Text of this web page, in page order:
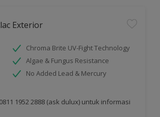
Exterior
Chroma Brite UV-Fight Technology
Algae & Fungus Resistance
No Added Lead & Mercury
1952 2888 (ask dulux) untuk informasi